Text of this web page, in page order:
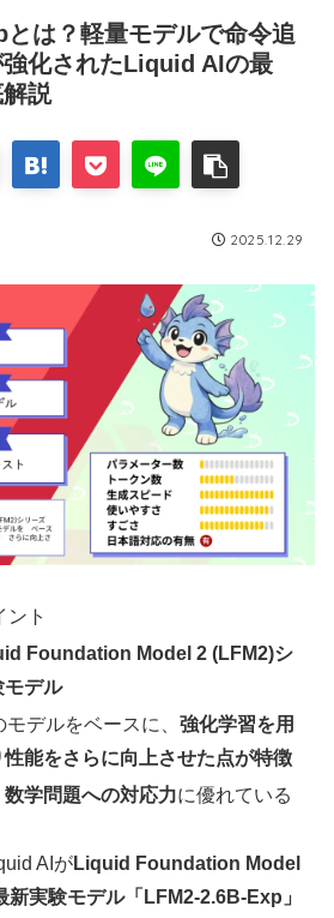
は？軽量モデルで命令追
化されたLiquid AIの最
説
2025.12.29
ント
Foundation Model 2 (LFM2)シ
モデル
モデルをベースに、強化学習を用
能をさらに向上させた点が特徴
学問題への対応力に優れている
AIがLiquid Foundation Model
実験モデル「LFM2-2.6B-Exp」